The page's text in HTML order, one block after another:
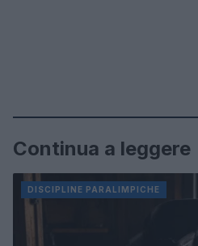
Continua a leggere
DISCIPLINE PARALIMPICHE